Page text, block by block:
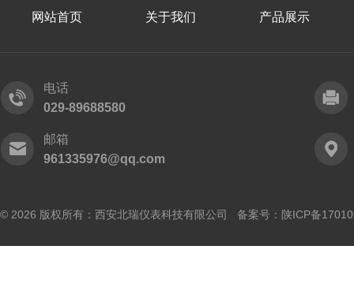
网站首页 关于我们 产品展示
电话
029-89688580
邮箱
961335976@qq.com
© 2026 版权所有：西安北瑞仪表科技有限公司 备案号： 陕ICP备